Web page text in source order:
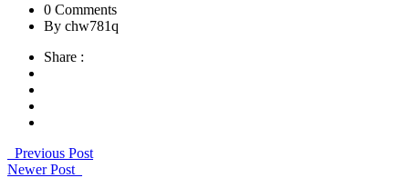
0 Comments
By chw781q
Share :
Previous Post
Newer Post